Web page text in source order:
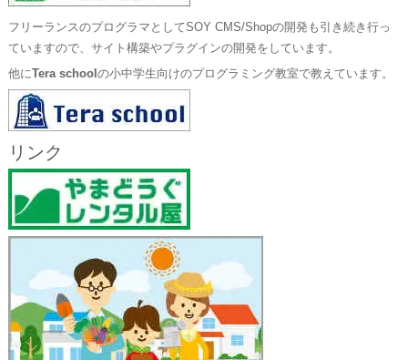
フリーランスのプログラマとしてSOY CMS/Shopの開発も引き続き行っ
ていますので、サイト構築やプラグインの開発をしています。
他にTera school の小中学生向けのプログラミング教室で教えています。
リンク